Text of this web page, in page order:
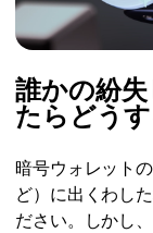
誰かの紛
たらどう
暗号ウォレット
ど）に出くわし
ださい。しかし